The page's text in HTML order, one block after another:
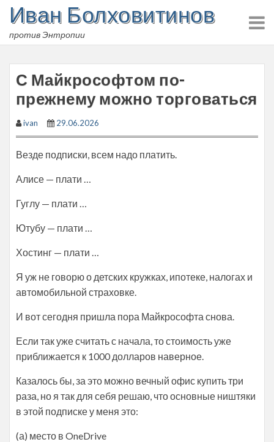
Skip
content
Иван Болховитинов
против Энтропии
С Майкрософтом по-
прежнему можно торговаться
ivan 29.06.2026
Везде подписки, всем надо платить.
Алисе — плати …
Гуглу — плати …
Ютубу — плати …
Хостинг — плати …
Я уж не говорю о детских кружках, ипотеке, налогах и
автомобильной страховке.
И вот сегодня пришла пора Майкрософта снова.
Если так уже считать с начала, то стоимость уже
приближается к 1000 долларов наверное.
Казалось бы, за это можно вечный офис купить три
раза, но я так для себя решаю, что основные ништяки
в этой подписке у меня это:
(а) место в OneDrive